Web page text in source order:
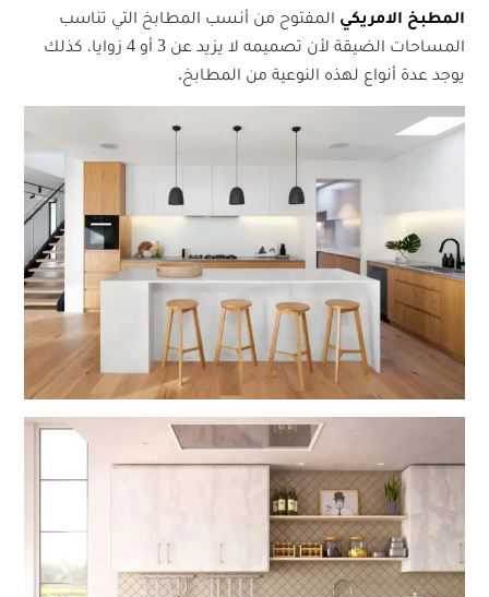
المطبخ الامريكي المفتوح من أنسب المطابخ التي تناسب
المساحات الضيقة لأن تصميمه لا يزيد عن 3 أو 4 زوايا، كذلك
يوجد عدة أنواع لهذه النوعية من المطابخ.